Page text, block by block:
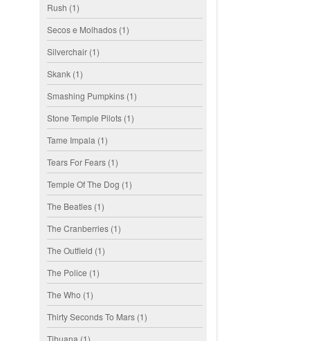
Rush (1)
Secos e Molhados (1)
Silverchair (1)
Skank (1)
Smashing Pumpkins (1)
Stone Temple Pilots (1)
Tame Impala (1)
Tears For Fears (1)
Temple Of The Dog (1)
The Beatles (1)
The Cranberries (1)
The Outfield (1)
The Police (1)
The Who (1)
Thirty Seconds To Mars (1)
Tihuana (1)